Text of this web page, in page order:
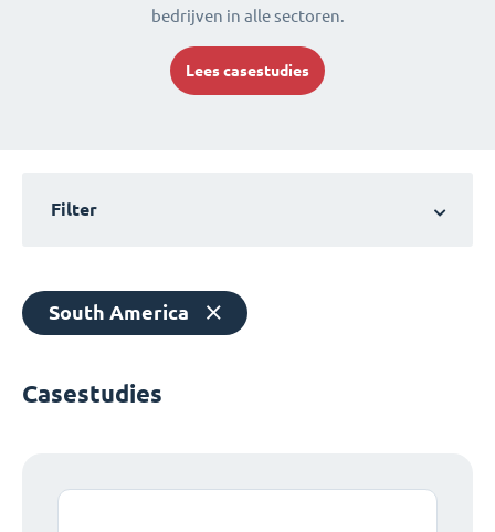
bedrijven in alle sectoren.
Lees casestudies
Filter
South America
Casestudies